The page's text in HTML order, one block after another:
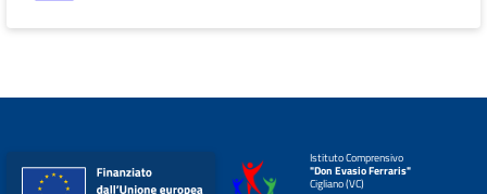
Istituto Comprensivo
"Don Evasio Ferraris"
Cigliano (VC)